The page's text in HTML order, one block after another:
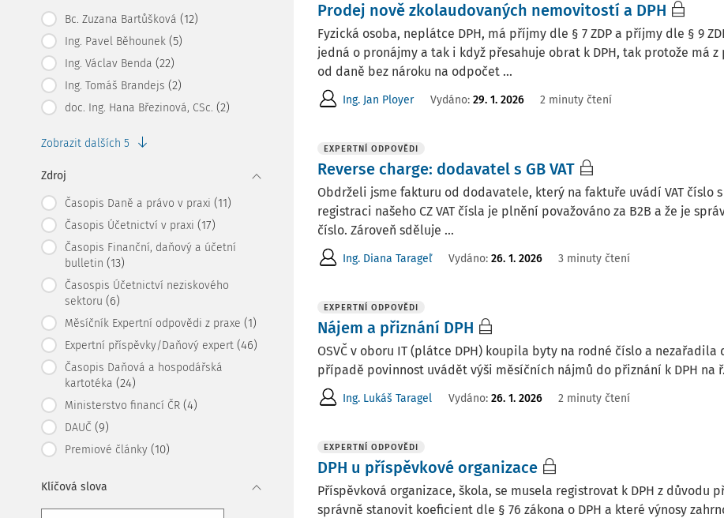
Bc. Zuzana Bartůšková (12)
Ing. Pavel Běhounek (5)
Ing. Václav Benda (22)
Ing. Tomáš Brandejs (2)
doc. Ing. Hana Březinová, CSc. (2)
Zobrazit dalších 5
Zdroj
Časopis Daně a právo v praxi (11)
Časopis Účetnictví v praxi (17)
Časopis Finanční, daňový a účetní
bulletin (13)
Časospis Účetnictví neziskového
sektoru (6)
Měsíčník Expertní odpovědi z praxe (1)
Expertní příspěvky/Daňový expert (46)
Časopis Daňová a hospodářská
kartotéka (24)
Ministerstvo financí ČR (4)
DAUČ (9)
Premiové články (10)
Klíčová slova
Prodej nově zkolaudovaných nemovitostí a DPH
Fyzická osoba, neplátce DPH, má příjmy dle § 7 ZDP a příjmy dle § 9
jedná o pronájmy a tak i když přesahuje obrat k DPH, tak protože má
od daně bez nároku na odpočet ...
Ing. Jan Ployer Vydáno: 29. 1. 2026 2 minuty čtení
EXPERTNÍ ODPOVĚDI
Reverse charge: dodavatel s GB VAT
Obdrželi jsme fakturu od dodavatele, který na faktuře uvádí VAT číslo
registraci našeho CZ VAT čísla je plnění považováno za B2B a že je
číslo. Zároveň sděluje ...
Ing. Diana Tarageľ Vydáno: 26. 1. 2026 3 minuty čtení
EXPERTNÍ ODPOVĚDI
Nájem a přiznání DPH
OSVČ v oboru IT (plátce DPH) koupila byty na rodné číslo a
případě povinnost uvádět výši měsíčních nájmů do přiznání k DPH na
Ing. Lukáš Taragel Vydáno: 26. 1. 2026 2 minuty čtení
EXPERTNÍ ODPOVĚDI
DPH u příspěvkové organizace
Příspěvková organizace, škola, se musela registrovat k DPH z důvodu
správně stanovit koeficient dle § 76 zákona o DPH a které výnosy